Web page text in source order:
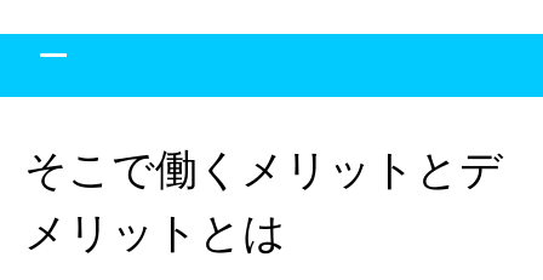
そこで働くメリットとデ
メリットとは